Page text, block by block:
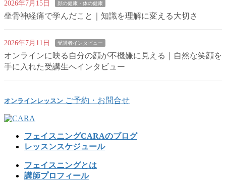
2026年7月15日 顔の健康・体の健康
坐骨神経痛で学んだこと｜知識を理解に変える大切さ
2026年7月11日 受講者インタビュー
オンラインに映る自分の顔が不機嫌に見える｜自然な笑顔を
手に入れた受講生へインタビュー
オンラインレッスン ご予約・お問合せ
フェイスニングCARAのブログ
レッスンスケジュール
フェイスニングとは
講師プロフィール